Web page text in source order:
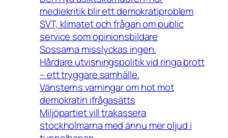
mediekritik blir ett demokratiproblem
SVT, klimatet och frågan om public
service som opinionsbildare
Sossarna misslyckas ingen.
Hårdare utvisningspolitik vid ringa brott
– ett tryggare samhälle.
Vänsterns varningar om hot mot
demokratin ifrågasätts
Miljöpartiet vill trakassera
stockholmarna med ännu mer oljud i